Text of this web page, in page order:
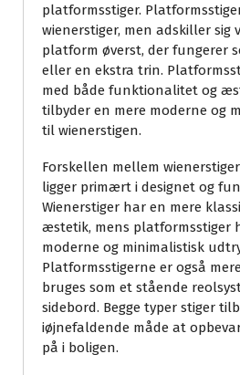
platformsstiger.
wienerstiger, men adskiller sig
platform øverst, der fungerer
eller en ekstra trin.
med både funktionalitet og
tilbyder en mere moderne og
til wienerstigen.
Forskellen mellem
ligger primært i designet og
Wienerstiger har en mere
æstetik, mens platformsstiger
moderne og minimalistisk
Platformsstigerne er også
bruges som et stående
sidebord. Begge typer stiger
iøjnefaldende måde at
på i boligen.